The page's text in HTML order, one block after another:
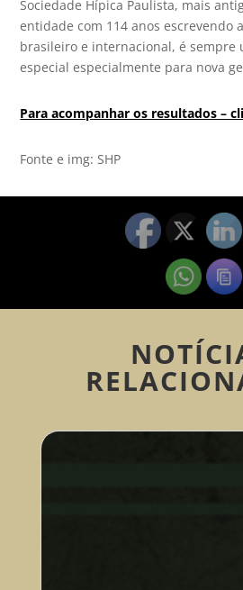
Sociedade Hípica Paulista, mais
entidade com 114 anos escrevendo
brasileiro e internacional, é sempre
especial especialmente para nova
Para acompanhar os resultados –
Fonte e img: SHP